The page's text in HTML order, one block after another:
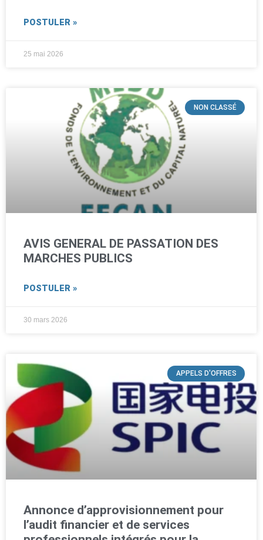
POSTULER »
25 mai 2026
NON CLASSÉ
AVIS GENERAL DE PASSATION DES
MARCHES PUBLICS
POSTULER »
30 mars 2026
APPELS D'OFFRES
Annonce d’approvisionnement pour
l’audit financier et de services